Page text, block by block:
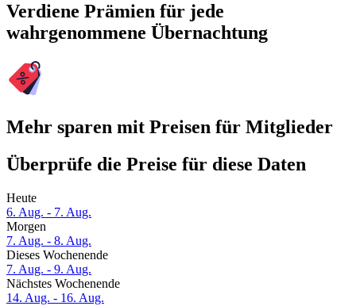
Verdiene Prämien für jede
wahrgenommene Übernachtung
Mehr sparen mit Preisen für Mitglieder
Überprüfe die Preise für diese Daten
Heute
6. Aug. - 7. Aug.
Morgen
7. Aug. - 8. Aug.
Dieses Wochenende
7. Aug. - 9. Aug.
Nächstes Wochenende
14. Aug. - 16. Aug.